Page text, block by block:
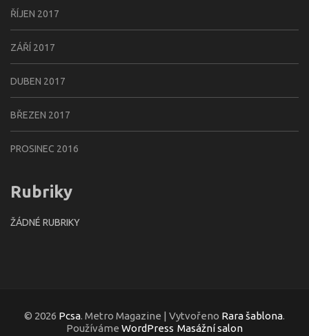
ŘÍJEN 2017
ZÁŘÍ 2017
DUBEN 2017
BŘEZEN 2017
PROSINEC 2016
Rubriky
ŽÁDNÉ RUBRIKY
© 2026 Pcsa. Metro Magazine | Vytvořeno Rara šablona.
Používáme WordPress Masážní salon